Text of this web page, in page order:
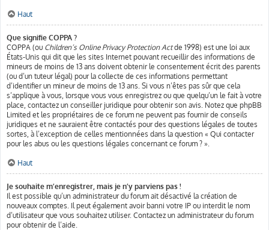
Haut
Que signifie COPPA ?
COPPA (ou Children’s Online Privacy Protection Actde 1998) est une loi aux
États-Unis qui dit que les sites Internet pouvant recueillir des informations de
mineurs de moins de 13 ans doivent obtenir le consentement écrit des parents
(ou d’un tuteur légal) pour la collecte de ces informations permettant
d’identifier un mineur de moins de 13 ans. Si vous n’êtes pas sûr que cela
s’applique à vous, lorsque vous vous enregistrez ou que quelqu’un le fait à votre
place, contactez un conseiller juridique pour obtenir son avis. Notez que phpBB
Limited et les propriétaires de ce forum ne peuvent pas fournir de conseils
juridiques et ne sauraient être contactés pour des questions légales de toutes
sortes, à l’exception de celles mentionnées dans la question « Qui contacter
pour les abus ou les questions légales concernant ce forum ? ».
Haut
Je souhaite m’enregistrer, mais je n’y parviens pas !
Il est possible qu’un administrateur du forum ait désactivé la création de
nouveaux comptes. Il peut également avoir banni votre IP ou interdit le nom
d’utilisateur que vous souhaitez utiliser. Contactez un administrateur du forum
pour obtenir de l’aide.